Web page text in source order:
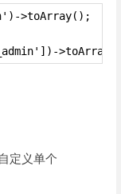
>toArray();
定义单个